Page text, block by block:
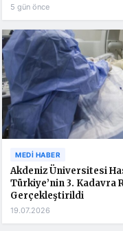
5 gün önce
MEDI HABER
Akdeniz Üniversitesi
Türkiye’nin 3. Kadavra
Gerçekleştirildi
19.07.2026